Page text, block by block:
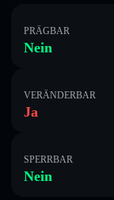
PRÄGBAR
Nein
VERÄNDERBAR
Ja
SPERRBAR
Nein